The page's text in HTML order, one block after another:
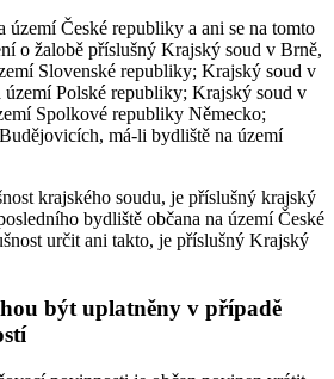
území České republiky a ani se na tomto
o žalobě příslušný Krajský soud v Brně,
Slovenské republiky; Krajský soud v
území Polské republiky; Krajský soud v
Spolkové republiky Německo;
má-li bydliště na území
krajského soudu, je příslušný krajský
bydliště občana na území České
určit ani takto, je příslušný Krajský
být uplatněny v případě